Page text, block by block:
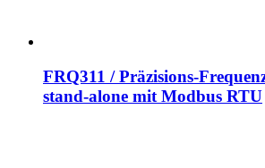
FRQ311 / Präzisions-
stand-alone mit Modbus RTU